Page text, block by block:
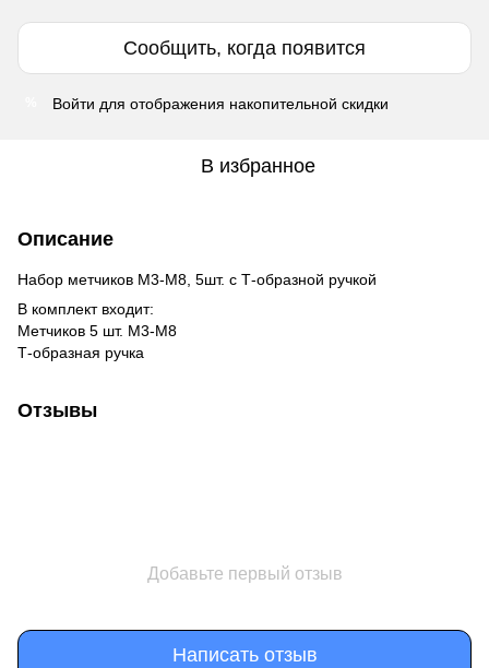
Сообщить, когда появится
Войти для отображения накопительной скидки
В избранное
Описание
Набор метчиков М3-М8, 5шт. с Т-образной ручкой
В комплект входит:
Метчиков 5 шт. M3-M8
Т-образная ручка
Отзывы
Добавьте первый отзыв
Написать отзыв